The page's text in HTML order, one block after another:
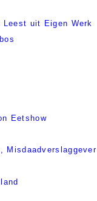
Leest uit Eigen Werk
Eetshow
Misdaadverslaggever